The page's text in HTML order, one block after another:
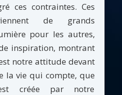
ces contraintes. Ces
de grands
pour les autres,
inspiration, montrant
notre attitude devant
la vie qui compte, que
créée par notre